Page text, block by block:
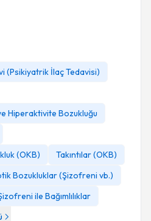
(Psikiyatrik İlaç Tedavisi)
Hiperaktivite Bozukluğu
(OKB)
Takıntılar (OKB)
Bozukluklar (Şizofreni vb.)
ile Bağımlılıklar